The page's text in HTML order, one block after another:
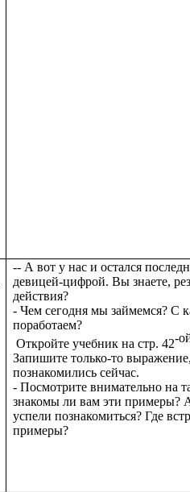
-- А вот у нас и остался
девицей-цифрой. Вы знаете,
действия?
- Чем сегодня мы займемся? С
поработаем?
Откройте учебник на стр. 42-
Запишите только-то
познакомились сейчас.
- Посмотрите внимательно на
знакомы ли вам эти примеры?
успели познакомиться? Где
примеры?